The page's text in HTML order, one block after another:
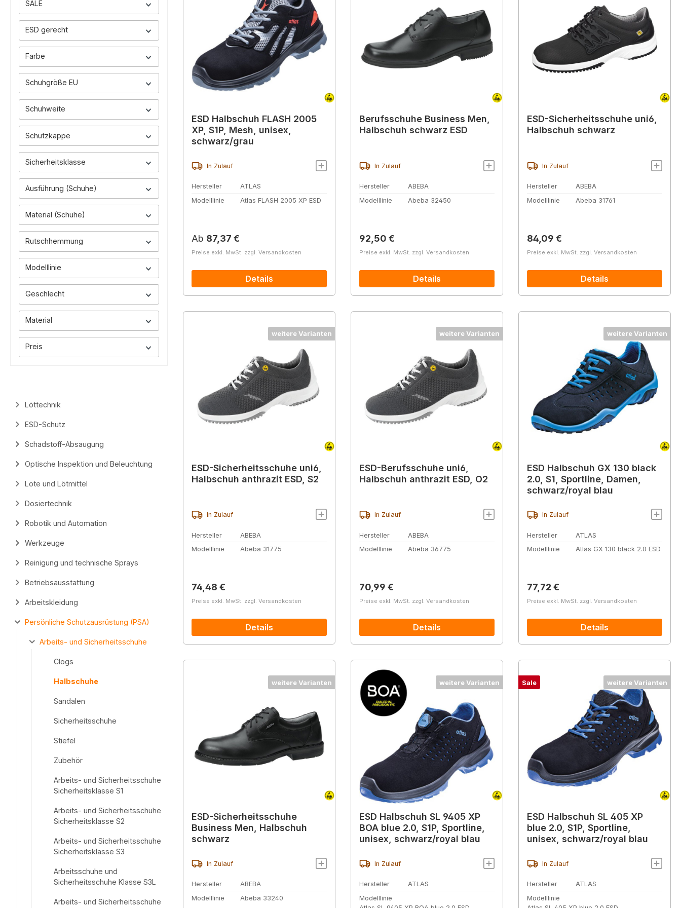
SALE
ESD gerecht
Farbe
Schuhgröße EU
Schuhweite
Schutzkappe
Sicherheitsklasse
Ausführung (Schuhe)
Material (Schuhe)
Rutschhemmung
Modelllinie
Geschlecht
Material
Preis
Löttechnik
ESD-Schutz
Schadstoff-Absaugung
Optische Inspektion und Beleuchtung
Lote und Lötmittel
Dosiertechnik
Robotik und Automation
Werkzeuge
Reinigung und technische Sprays
Betriebsausstattung
Arbeitskleidung
Persönliche Schutzausrüstung (PSA)
Arbeits- und Sicherheitsschuhe
Clogs
Halbschuhe
Sandalen
Sicherheitsschuhe
Stiefel
Zubehör
Arbeits- und Sicherheitsschuhe
Sicherheitsklasse S1
Arbeits- und Sicherheitsschuhe
Sicherheitsklasse S2
Arbeits- und Sicherheitsschuhe
Sicherheitsklasse S3
Arbeitsschuhe und
Sicherheitsschuhe Klasse S3L
Arbeits- und Sicherheitsschuhe
ESD Halbschuh FLASH 2005
XP, S1P, Mesh, unisex,
schwarz/grau
In Zulauf
Hersteller
ATLAS
Modelllinie
Atlas FLASH 2005 XP ESD
Regulärer Preis:
Ab 87,37 €
Preise exkl. MwSt. zzgl. Versandkosten
Details
Berufsschuhe Business Men,
Halbschuh schwarz ESD
In Zulauf
Hersteller
ABEBA
Modelllinie
Abeba 32450
Regulärer Preis:
92,50 €
Preise exkl. MwSt. zzgl. Versandkosten
Details
ESD-Sicherheitsschuhe uni6,
Halbschuh schwarz
In Zulauf
Hersteller
ABEBA
Modelllinie
Abeba 31761
Regulärer Preis:
84,09 €
Preise exkl. MwSt. zzgl. Versandkosten
Details
weitere Varianten
ESD-Sicherheitsschuhe uni6,
Halbschuh anthrazit ESD, S2
In Zulauf
Hersteller
ABEBA
Modelllinie
Abeba 31775
Regulärer Preis:
74,48 €
Preise exkl. MwSt. zzgl. Versandkosten
Details
weitere Varianten
ESD-Berufsschuhe uni6,
Halbschuh anthrazit ESD, O2
In Zulauf
Hersteller
ABEBA
Modelllinie
Abeba 36775
Regulärer Preis:
70,99 €
Preise exkl. MwSt. zzgl. Versandkosten
Details
weitere Varianten
ESD Halbschuh GX 130 black
2.0, S1, Sportline, Damen,
schwarz/royal blau
In Zulauf
Hersteller
ATLAS
Modelllinie
Atlas GX 130 black 2.0 ESD
Regulärer Preis:
77,72 €
Preise exkl. MwSt. zzgl. Versandkosten
Details
weitere Varianten
ESD-Sicherheitsschuhe
Business Men, Halbschuh
schwarz
In Zulauf
Hersteller
ABEBA
Modelllinie
Abeba 33240
weitere Varianten
ESD Halbschuh SL 9405 XP
BOA blue 2.0, S1P, Sportline,
unisex, schwarz/royal blau
In Zulauf
Hersteller
ATLAS
Modelllinie
weitere Varianten
Sale
ESD Halbschuh SL 405 XP
blue 2.0, S1P, Sportline,
unisex, schwarz/royal blau
In Zulauf
Hersteller
ATLAS
Modelllinie